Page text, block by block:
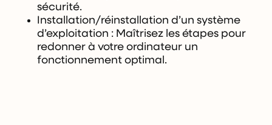
sécurité.
Installation/réinstallation d’un système
d’exploitation : Maîtrisez les étapes pour
redonner à votre ordinateur un
fonctionnement optimal.